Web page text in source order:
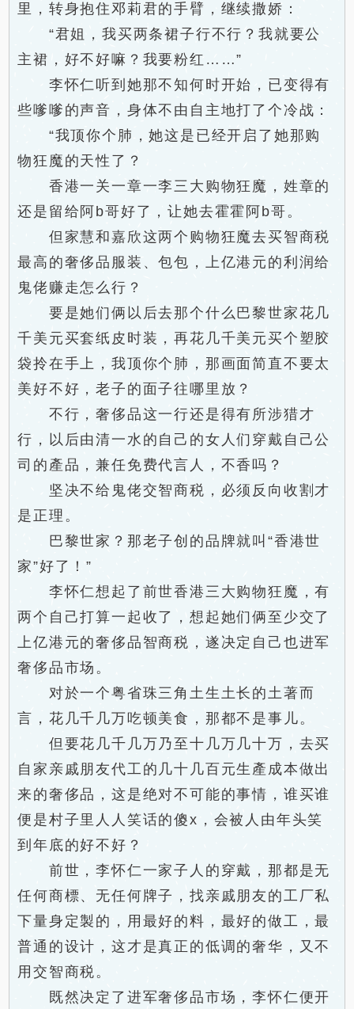
里，转身抱住邓莉君的手臂，继续撒娇：
“君姐，我买两条裙子行不行？我就要公
主裙，好不好嘛？我要粉红……”
李怀仁听到她那不知何时开始，已变得有
些嗲嗲的声音，身体不由自主地打了个冷战：
“我顶你个肺，她这是已经开启了她那购
物狂魔的天性了？
香港一关一章一李三大购物狂魔，姓章的
还是留给阿b哥好了，让她去霍霍阿b哥。
但家慧和嘉欣这两个购物狂魔去买智商税
最高的奢侈品服装、包包，上亿港元的利润给
鬼佬赚走怎么行？
要是她们俩以后去那个什么巴黎世家花几
千美元买套纸皮时装，再花几千美元买个塑胶
袋拎在手上，我顶你个肺，那画面简直不要太
美好不好，老子的面子往哪里放？
不行，奢侈品这一行还是得有所涉猎才
行，以后由清一水的自己的女人们穿戴自己公
司的產品，兼任免费代言人，不香吗？
坚决不给鬼佬交智商税，必须反向收割才
是正理。
巴黎世家？那老子创的品牌就叫“香港世
家”好了！”
李怀仁想起了前世香港三大购物狂魔，有
两个自己打算一起收了，想起她们俩至少交了
上亿港元的奢侈品智商税，遂决定自己也进军
奢侈品市场。
对於一个粤省珠三角土生土长的土著而
言，花几千几万吃顿美食，那都不是事儿。
但要花几千几万乃至十几万几十万，去买
自家亲戚朋友代工的几十几百元生產成本做出
来的奢侈品，这是绝对不可能的事情，谁买谁
便是村子里人人笑话的傻x，会被人由年头笑
到年底的好不好？
前世，李怀仁一家子人的穿戴，那都是无
任何商標、无任何牌子，找亲戚朋友的工厂私
下量身定製的，用最好的料，最好的做工，最
普通的设计，这才是真正的低调的奢华，又不
用交智商税。
既然决定了进军奢侈品市场，李怀仁便开